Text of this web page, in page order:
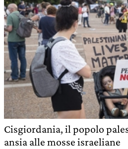
Cisgiordania, il popolo
ansia alle mosse israeliane